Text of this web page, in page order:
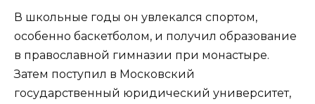
В школьные годы он увлекался спортом,
особенно баскетболом, и получил образование
в православной гимназии при монастыре.
Затем поступил в Московский
государственный юридический университет,